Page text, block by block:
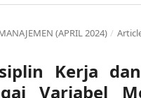
(APRIL 2024) /
Kerja
Variabel